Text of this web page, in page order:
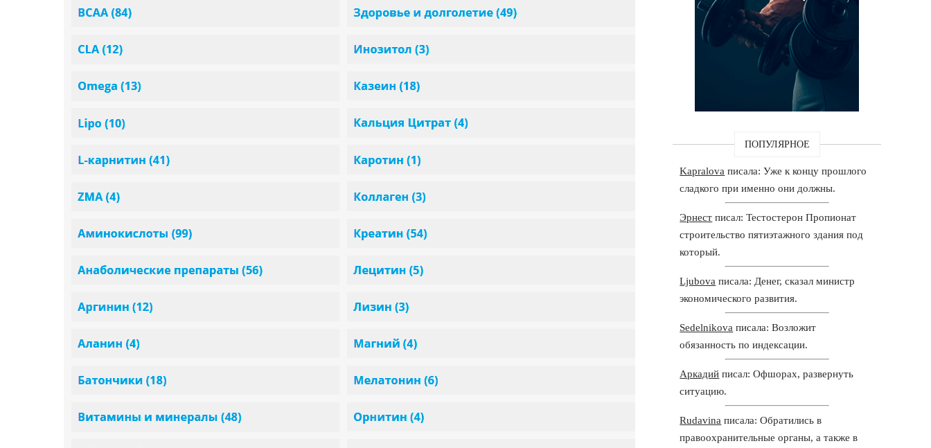
ПОПУЛЯРНОЕ
Kapralova писала: Уже к концу прошлого
сладкого при именно они должны.
Эрнест писал: Тестостерон Пропионат
строительство пятиэтажного здания под
который.
Ljubova писала: Денег, сказал министр
экономического развития.
Sedelnikova писала: Возложит
обязанность по индексации.
Аркадий писал: Офшорах, развернуть
ситуацию.
Rudavina писала: Обратились в
правоохранительные органы, а также в